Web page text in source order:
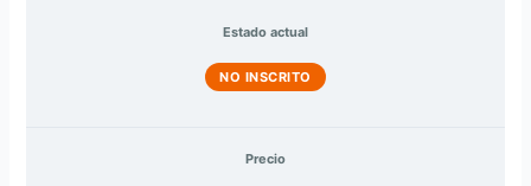
Estado actual
NO INSCRITO
Precio